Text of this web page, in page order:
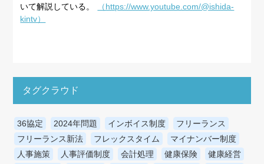
いて解説している。
（https://www.youtube.com/@ishida-
kintv）
タグクラウド
36協定 2024年問題 インボイス制度
フリーランス
フリーランス新法
フレックスタイム
マイナンバー制度
人事施策
人事評価制度 会計処理 健康保険
健康経営